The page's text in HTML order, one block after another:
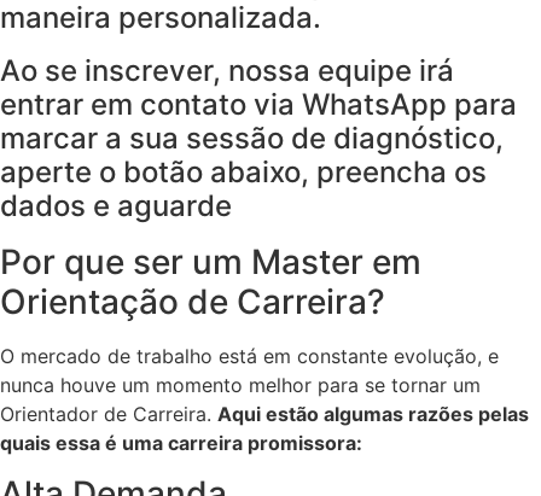
maneira personalizada.
Ao se inscrever, nossa equipe irá
entrar em contato via WhatsApp para
marcar a sua sessão de diagnóstico,
aperte o botão abaixo, preencha os
dados e aguarde
Por que ser um Master em
Orientação de Carreira?
O mercado de trabalho está em constante evolução, e
nunca houve um momento melhor para se tornar um
Orientador de Carreira. Aqui estão algumas razões pelas
quais essa é uma carreira promissora: